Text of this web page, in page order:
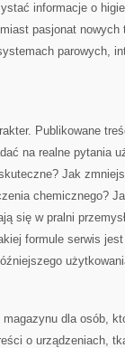
informacje o
pasjonat nowych
parowych,
Publikowane
na realne pytania
Jak
chemicznego?
się w pralni
formule serwis
dla osób,
o urządzeniach,